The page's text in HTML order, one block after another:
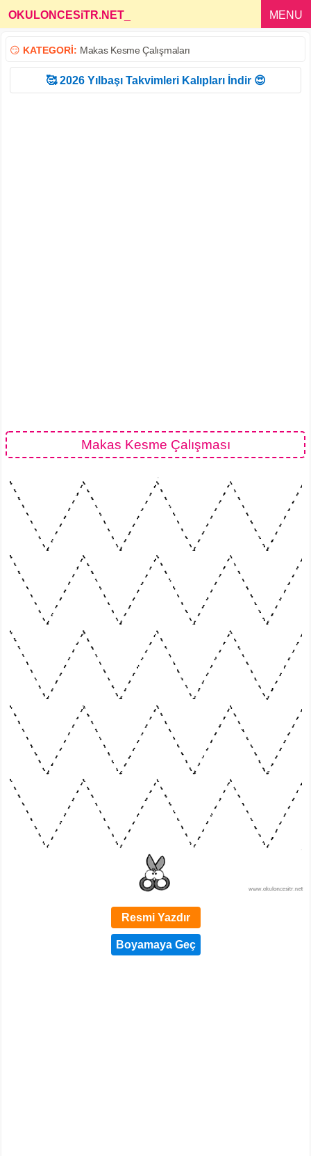
OKULONCESiTR.NET MENU
😏 KATEGORİ: Makas Kesme Çalışmaları
🥰 2026 Yılbaşı Takvimleri Kalıpları İndir 😍
Makas Kesme Çalışması
Resmi Yazdır